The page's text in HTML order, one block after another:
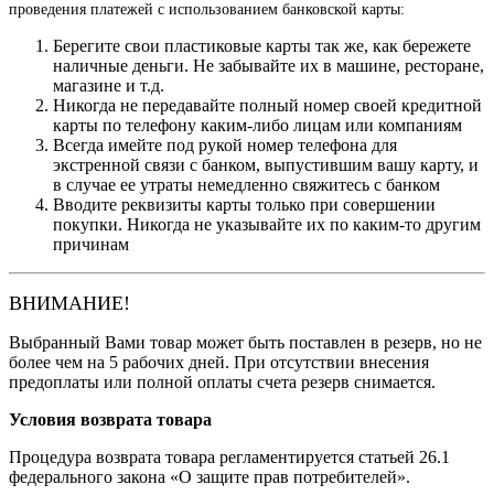
проведения платежей с использованием банковской карты:
Берегите свои пластиковые карты так же, как бережете
наличные деньги. Не забывайте их в машине, ресторане,
магазине и т.д.
Никогда не передавайте полный номер своей кредитной
карты по телефону каким-либо лицам или компаниям
Всегда имейте под рукой номер телефона для
экстренной связи с банком, выпустившим вашу карту, и
в случае ее утраты немедленно свяжитесь с банком
Вводите реквизиты карты только при совершении
покупки. Никогда не указывайте их по каким-то другим
причинам
ВНИМАНИЕ!
Выбранный Вами товар может быть поставлен в резерв, но не
более чем на 5 рабочих дней. При отсутствии внесения
предоплаты или полной оплаты счета резерв снимается.
Условия возврата товара
Процедура возврата товара регламентируется статьей 26.1
федерального закона «О защите прав потребителей».